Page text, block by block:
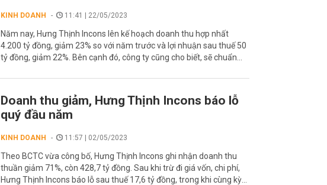
KINH DOANH 11:41 | 22/05/2023
Năm nay, Hưng Thịnh Incons lên kế hoạch doanh thu hợp nhất
4.200 tỷ đồng, giảm 23% so với năm trước và lợi nhuận sau thuế 50
tỷ đồng, giảm 22%. Bên cạnh đó, công ty cũng cho biết, sẽ chuẩn...
Doanh thu giảm, Hưng Thịnh Incons báo lỗ
quý đầu năm
KINH DOANH 11:57 | 02/05/2023
Theo BCTC vừa công bố, Hưng Thịnh Incons ghi nhận doanh thu
thuần giảm 71%, còn 428,7 tỷ đồng. Sau khi trừ đi giá vốn, chi phí,
Hưng Thịnh Incons báo lỗ sau thuế 17,6 tỷ đồng, trong khi cùng kỳ...